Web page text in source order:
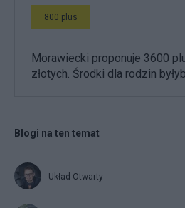
800 plus
Morawiecki proponuje 3600
złotych. Środki dla rodzin
Blogi na ten temat
Układ Otwarty